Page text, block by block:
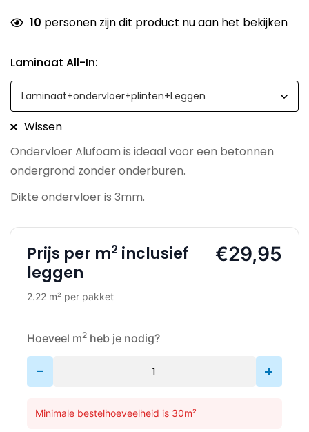
7personen zijn dit product nu aan het bekijken
Laminaat All-In:
Wissen
Ondervloer Alufoam is ideaal voor een betonnen
ondergrond zonder onderburen.
Dikte ondervloer is 3mm.
Prijs per m2 inclusief
leggen
2.22 m² per pakket
€29,95
Hoeveel m2 heb je nodig?
- +
Minimale bestelhoeveelheid is 30m²